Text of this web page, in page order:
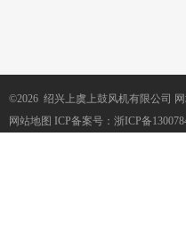
©2026 绍兴上虞上鼓风机有限公司
网站地图 ICP备案号： 浙ICP备